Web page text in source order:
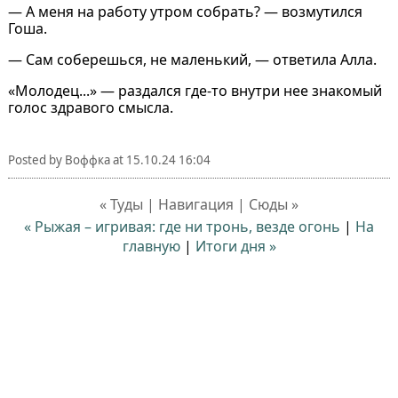
— А меня на работу утром собрать? — возмутился
Гоша.
— Сам соберешься, не маленький, — ответила Алла.
«Молодец...» — раздался где-то внутри нее знакомый
голос здравого смысла.
Posted by Воффкаat 15.10.24 16:04
« Туды | Навигация | Сюды »
« Рыжая – игривая: где ни тронь, везде огонь | На
главную| Итоги дня »